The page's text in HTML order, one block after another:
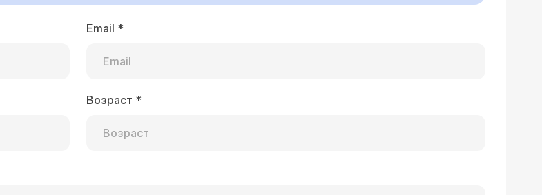
Email *
Возраст *